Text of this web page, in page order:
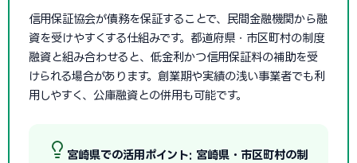
信用保証協会が債務を保証することで、民間金融機関から融
資を受けやすくする仕組みです。都道府県・市区町村の制度
融資と組み合わせると、低金利かつ信用保証料の補助を受
けられる場合があります。創業期や実績の浅い事業者でも利
用しやすく、公庫融資との併用も可能です。
宮崎県での活用ポイント: 宮崎県・市区町村の制